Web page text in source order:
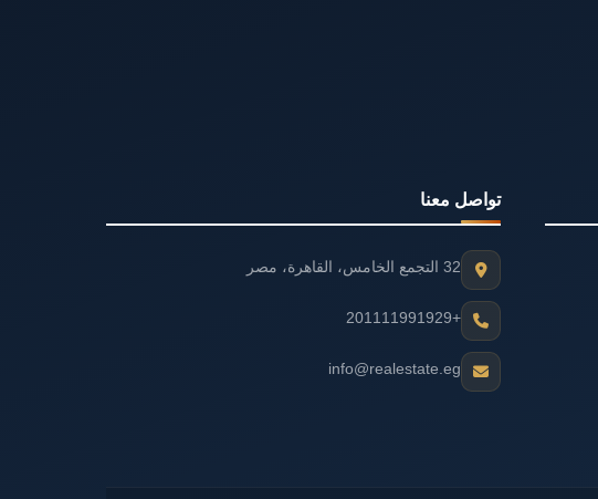
تواصل معنا
32 التجمع الخامس، القاهرة، مصر
+201111991929
info@realestate.eg